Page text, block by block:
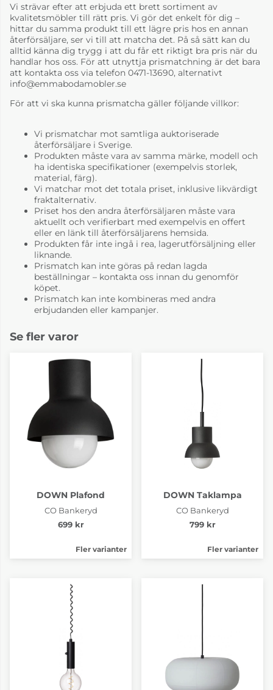
Vi strävar efter att erbjuda ett brett sortiment av
kvalitetsmöbler till rätt pris. Vi gör det enkelt för dig –
hittar du samma produkt till ett lägre pris hos en annan
återförsäljare, ser vi till att matcha det. På så sätt kan du
alltid känna dig trygg i att du får ett riktigt bra pris när du
handlar hos oss. För att utnyttja prismatchning är det bara
att kontakta oss via telefon 0471-13690, alternativt
info@emmabodamobler.se
För att vi ska kunna prismatcha gäller följande villkor:
Vi prismatchar mot samtliga auktoriserade
återförsäljare i Sverige.
Produkten måste vara av samma märke, modell och
ha identiska specifikationer (exempelvis storlek,
material, färg).
Vi matchar mot det totala priset, inklusive likvärdigt
fraktalternativ.
Priset hos den andra återförsäljaren måste vara
aktuellt och verifierbart med exempelvis en offert
eller en länk till återförsäljarens hemsida.
Produkten får inte ingå i rea, lagerutförsäljning eller
liknande.
Prismatch kan inte göras på redan lagda
beställningar – kontakta oss innan du genomför
köpet.
Prismatch kan inte kombineras med andra
erbjudanden eller kampanjer.
Se fler varor
DOWN Plafond
CO Bankeryd
699 kr
Fler varianter
DOWN Taklampa
CO Bankeryd
799 kr
Fler varianter